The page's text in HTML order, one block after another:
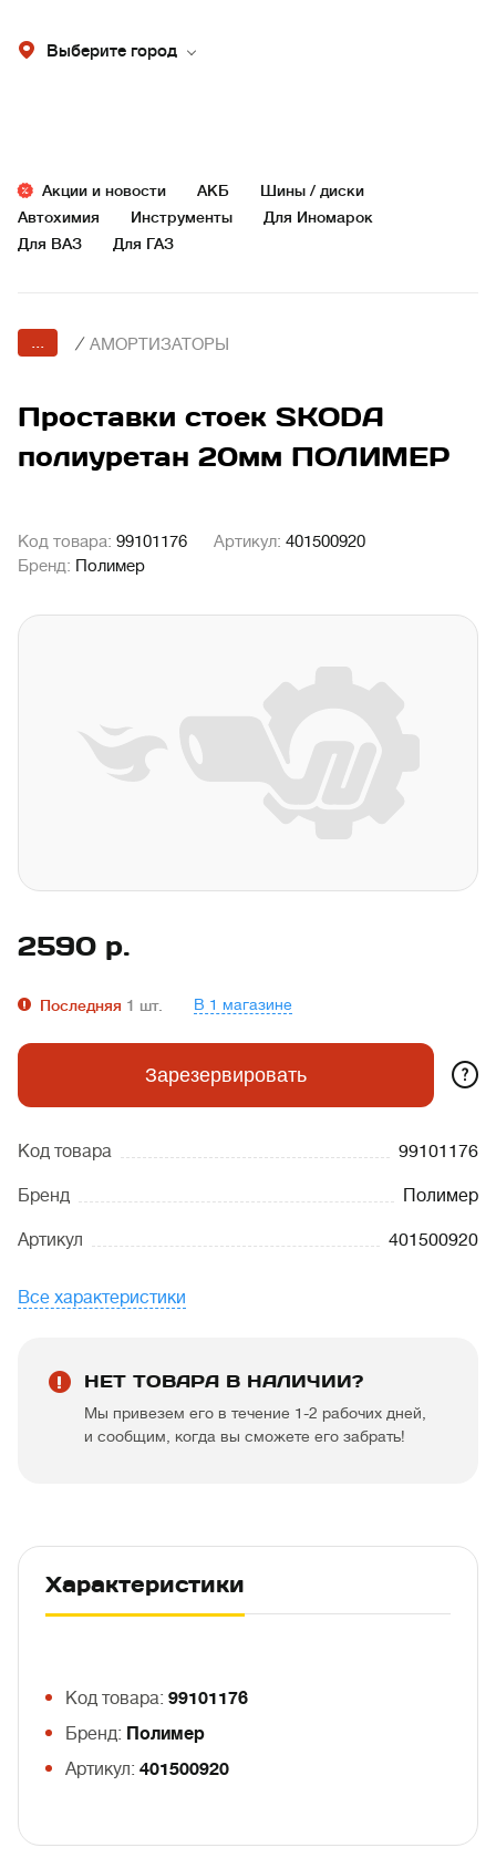
Выберите город
Акции и новости АКБ
Шины / диски
Автохимия
Инструменты
Для Иномарок
Для ВАЗ
Для ГАЗ
... / АМОРТИЗАТОРЫ
Проставки стоек SKODA
полиуретан 20мм ПОЛИМЕР
Код товара: 99101176 Артикул: 401500920
Бренд: Полимер
2590 р.
Последняя 1 шт. В 1 магазине
Зарезервировать ?
Код товара 99101176
Бренд Полимер
Артикул 401500920
Все характеристики
НЕТ ТОВАРА В НАЛИЧИИ?
Мы привезем его в течение 1-2 рабочих дней,
и сообщим, когда вы сможете его забрать!
Характеристики
Код товара: 99101176
Бренд: Полимер
Артикул: 401500920